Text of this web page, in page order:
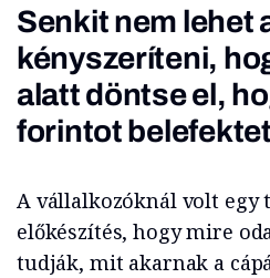
Senkit nem lehet
kényszeríteni,
alatt döntse el,
forintot
A vállalkozóknál volt egy
előkészítés, hogy mire
tudják, mit akarnak a